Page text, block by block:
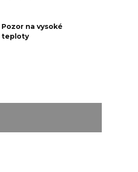
Pozor na vysoké
teploty